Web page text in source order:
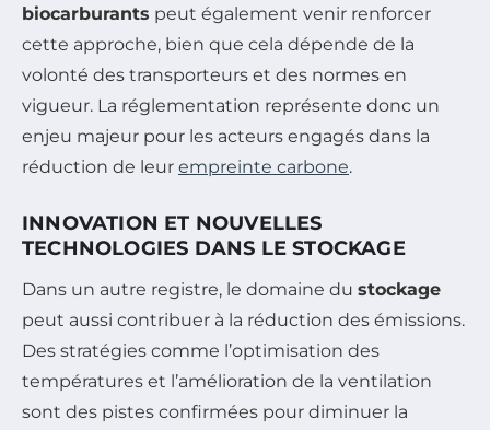
biocarburants peut également venir renforcer
cette approche, bien que cela dépende de la
volonté des transporteurs et des normes en
vigueur. La réglementation représente donc un
enjeu majeur pour les acteurs engagés dans la
réduction de leur empreinte carbone.
INNOVATION ET NOUVELLES
TECHNOLOGIES DANS LE STOCKAGE
Dans un autre registre, le domaine du stockage
peut aussi contribuer à la réduction des émissions.
Des stratégies comme l’optimisation des
températures et l’amélioration de la ventilation
sont des pistes confirmées pour diminuer la